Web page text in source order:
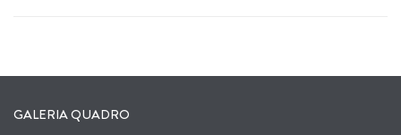
GALERIA QUADRO